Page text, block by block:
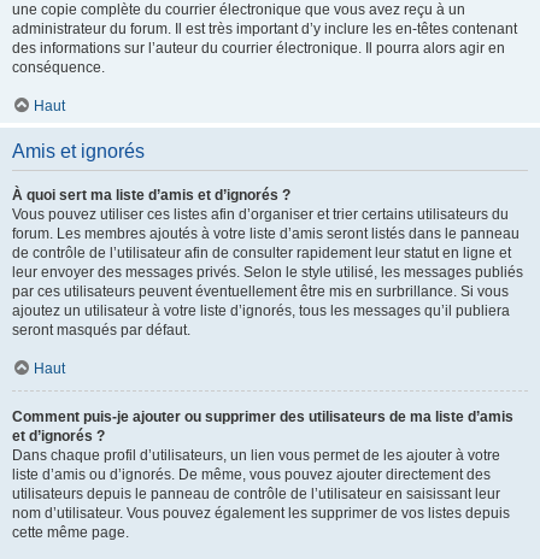
une copie complète du courrier électronique que vous avez reçu à un
administrateur du forum. Il est très important d’y inclure les en-têtes contenant
des informations sur l’auteur du courrier électronique. Il pourra alors agir en
conséquence.
Haut
Amis et ignorés
À quoi sert ma liste d’amis et d’ignorés ?
Vous pouvez utiliser ces listes afin d’organiser et trier certains utilisateurs du
forum. Les membres ajoutés à votre liste d’amis seront listés dans le panneau
de contrôle de l’utilisateur afin de consulter rapidement leur statut en ligne et
leur envoyer des messages privés. Selon le style utilisé, les messages publiés
par ces utilisateurs peuvent éventuellement être mis en surbrillance. Si vous
ajoutez un utilisateur à votre liste d’ignorés, tous les messages qu’il publiera
seront masqués par défaut.
Haut
Comment puis-je ajouter ou supprimer des utilisateurs de ma liste d’amis
et d’ignorés ?
Dans chaque profil d’utilisateurs, un lien vous permet de les ajouter à votre
liste d’amis ou d’ignorés. De même, vous pouvez ajouter directement des
utilisateurs depuis le panneau de contrôle de l’utilisateur en saisissant leur
nom d’utilisateur. Vous pouvez également les supprimer de vos listes depuis
cette même page.